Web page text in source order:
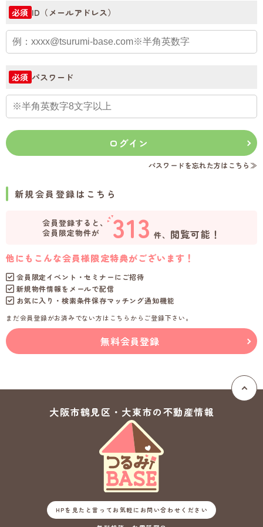
必須 ID（メールアドレス）
必須 パスワード
ログイン
パスワードを忘れた方はこちら≫
新規会員登録はこちら
会員登録すると、
会員限定物件が
313 件、 閲覧可能！
他にもこんな会員様限定特典がございます！
会員限定イベント・セミナーにご招待
新規物件情報をメールで配信
お気に入り・検索条件保存マッチング通知機能
まだ会員登録がお済みでない方はこちらからご登録下さい。
無料会員登録
大阪市鶴見区・大東市の不動産情報
HPを見たと言ってお気軽にお問い合わせください